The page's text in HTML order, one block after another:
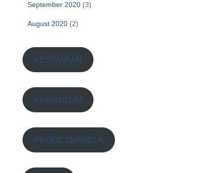
September 2020 (3)
August 2020 (2)
KESISWAAN
KURIKULUM
PROFIL SMANELA